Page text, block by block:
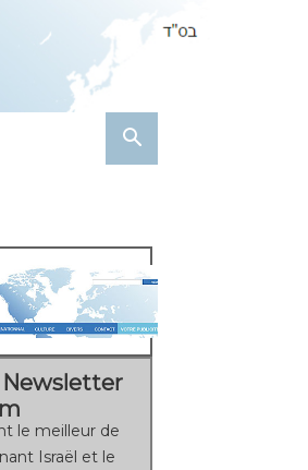
Newsletter
le meilleur de
Israël et le